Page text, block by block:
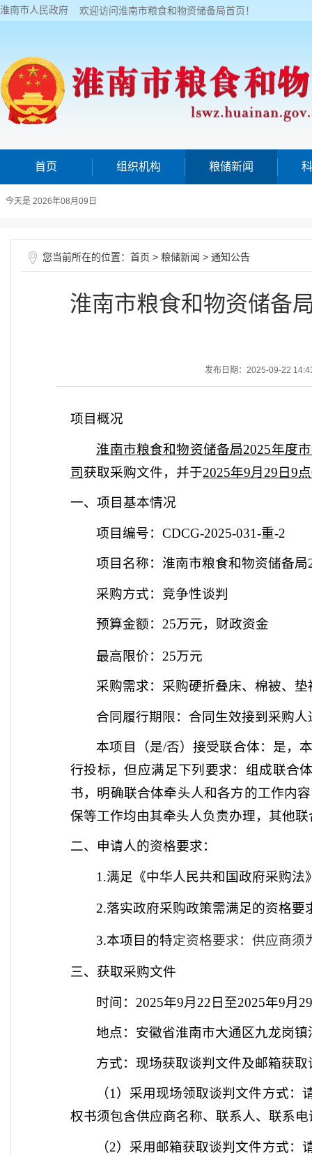
淮南市人民政府 欢迎访问淮南市粮食和物资储备局首页！
首页 组织机构 粮储新闻
今天是 2026年08月09日
您当前所在的位置： 首页 > 粮储新闻 > 通知公告
淮南市粮食和物资储备
发布日期：2025-09-22
项目概况
淮南市粮食和物资储备局2025年度
司获取采购文件，并于2025年9月29日9
一、项目基本情况
项目编号：CDCG-2025-031-重-2
项目名称：淮南市粮食和物资储备局
采购方式：竞争性谈判
预算金额： 25万元，财政资金
最高限价： 25万元
采购需求： 采购硬折叠床、棉被、
合同履行期限： 合同生效接到采购人
本项目（是/否）接受联合体： 是，
行投标，但应满足下列要求：组成联合
书，明确联合体牵头人和各方的工作内
保等工作均由其牵头人负责办理，其他
二、申请人的资格要求：
1.满足《中华人民共和国政府采购法
2.落实政府采购政策需满足的资格要
3.本项目的特定资格要求：供应商须
三、获取采购文件
时间： 2025年9月22日至2025年9月
地点：安徽省淮南市大通区九龙岗
方式：现场获取谈判 文件及邮箱获取
（1）采用现场领取谈判 文件方式：
权书须包含供应商名称、联系人、联系
（2）采用邮箱获取谈判 文件方式：